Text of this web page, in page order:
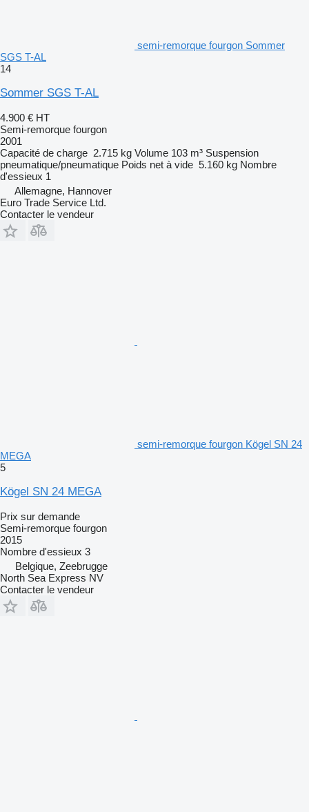
semi-remorque fourgon Sommer
SGS T-AL
14
Sommer SGS T-AL
4.900 € HT
Semi-remorque fourgon
2001
Capacité de charge 2.715 kg Volume 103 m³ Suspension
pneumatique/pneumatique Poids net à vide 5.160 kg Nombre
d'essieux 1
Allemagne, Hannover
Euro Trade Service Ltd.
Contacter le vendeur
semi-remorque fourgon Kögel SN 24
MEGA
5
Kögel SN 24 MEGA
Prix sur demande
Semi-remorque fourgon
2015
Nombre d'essieux 3
Belgique, Zeebrugge
North Sea Express NV
Contacter le vendeur